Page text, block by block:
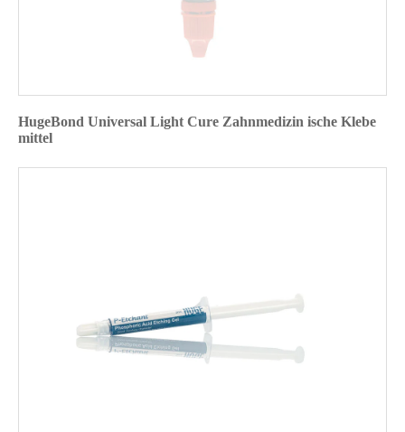
HugeBond Universal Light Cure Zahnmedizin ische Klebe
mittel